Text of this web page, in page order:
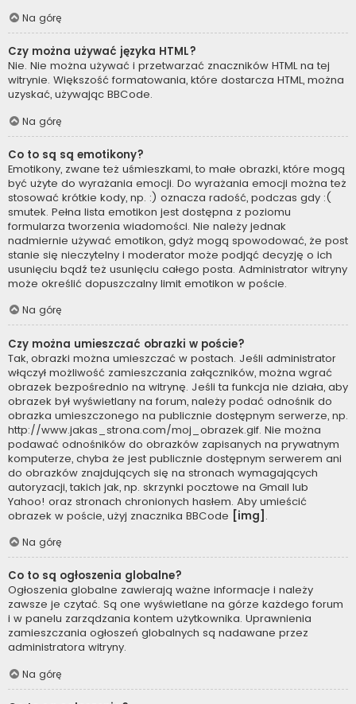
Na górę
Czy można używać języka HTML?
Nie. Nie można używać i przetwarzać znaczników HTML na tej
witrynie. Większość formatowania, które dostarcza HTML, można
uzyskać, używając BBCode.
Na górę
Co to są są emotikony?
Emotikony, zwane też uśmieszkami, to małe obrazki, które mogą
być użyte do wyrażania emocji. Do wyrażania emocji można też
stosować krótkie kody, np. :) oznacza radość, podczas gdy :(
smutek. Pełna lista emotikon jest dostępna z poziomu
formularza tworzenia wiadomości. Nie należy jednak
nadmiernie używać emotikon, gdyż mogą spowodować, że post
stanie się nieczytelny i moderator może podjąć decyzję o ich
usunięciu bądź też usunięciu całego posta. Administrator witryny
może określić dopuszczalny limit emotikon w poście.
Na górę
Czy można umieszczać obrazki w poście?
Tak, obrazki można umieszczać w postach. Jeśli administrator
włączył możliwość zamieszczania załączników, można wgrać
obrazek bezpośrednio na witrynę. Jeśli ta funkcja nie działa, aby
obrazek był wyświetlany na forum, należy podać odnośnik do
obrazka umieszczonego na publicznie dostępnym serwerze, np.
http://www.jakas_strona.com/moj_obrazek.gif. Nie można
podawać odnośników do obrazków zapisanych na prywatnym
komputerze, chyba że jest publicznie dostępnym serwerem ani
do obrazków znajdujących się na stronach wymagających
autoryzacji, takich jak, np. skrzynki pocztowe na Gmail lub
Yahoo! oraz stronach chronionych hasłem. Aby umieścić
obrazek w poście, użyj znacznika BBCode [img] .
Na górę
Co to są ogłoszenia globalne?
Ogłoszenia globalne zawierają ważne informacje i należy
zawsze je czytać. Są one wyświetlane na górze każdego forum
i w panelu zarządzania kontem użytkownika. Uprawnienia
zamieszczania ogłoszeń globalnych są nadawane przez
administratora witryny.
Na górę